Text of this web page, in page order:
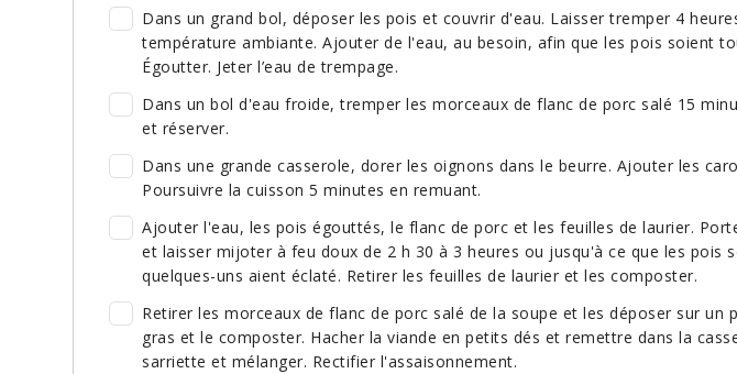
Dans un grand bol, déposer les pois et couvrir d'eau. Laisser tremper 4
température ambiante. Ajouter de l'eau, au besoin, afin que les pois soient
Égoutter. Jeter l’eau de trempage.
Dans un bol d'eau froide, tremper les morceaux de flanc de porc salé 15
et réserver.
Dans une grande casserole, dorer les oignons dans le beurre. Ajouter les
Poursuivre la cuisson 5 minutes en remuant.
Ajouter l'eau, les pois égouttés, le flanc de porc et les feuilles de laurier.
et laisser mijoter à feu doux de 2 h 30 à 3 heures ou jusqu'à ce que les pois
quelques-uns aient éclaté. Retirer les feuilles de laurier et les composter.
Retirer les morceaux de flanc de porc salé de la soupe et les déposer sur un
gras et le composter. Hacher la viande en petits dés et remettre dans la
sarriette et mélanger. Rectifier l'assaisonnement.